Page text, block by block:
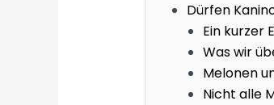
Dürfen
Ein kurzer
Was wir
Melonen
Nicht alle